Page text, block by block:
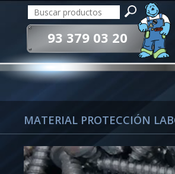
93 379 03 20
MATERIAL PROTECCIÓN